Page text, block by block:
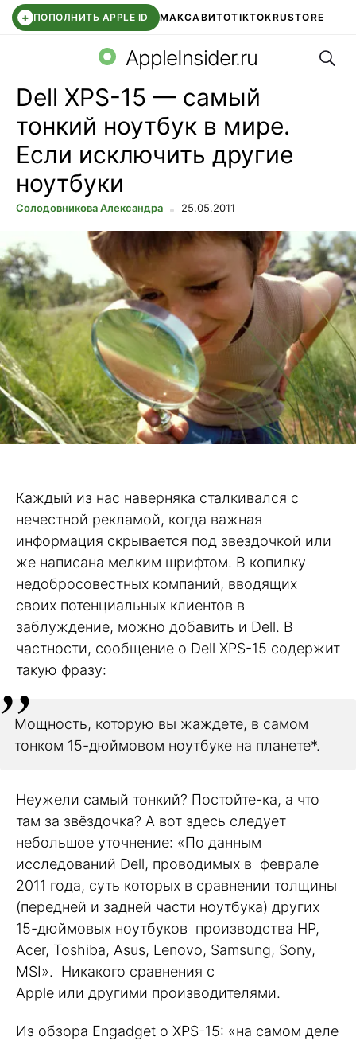
+ ПОПОЛНИТЬ APPLE ID МАКСАВИТОTIKTOKRUSTORE
WB КЛУБIOS 26.6 DDE STORE
AppleInsider.ru
Dell XPS-15 — самый
тонкий ноутбук в мире.
Если исключить другие
ноутбуки
Солодовникова Александра 25.05.2011
Каждый из нас наверняка сталкивался с
нечестной рекламой, когда важная
информация скрывается под звездочкой или
же написана мелким шрифтом. В копилку
недобросовестных компаний, вводящих
своих потенциальных клиентов в
заблуждение, можно добавить и Dell. В
частности, сообщение о Dell XPS-15 содержит
такую фразу:
Мощность, которую вы жаждете, в самом
тонком 15-дюймовом ноутбуке на планете*.
Неужели самый тонкий? Постойте-ка, а что
там за звёздочка? А вот здесь следует
небольшое уточнение: «По данным
исследований Dell, проводимых в феврале
2011 года, суть которых в сравнении толщины
(передней и задней части ноутбука) других
15-дюймовых ноутбуков производства HP,
Acer, Toshiba, Asus, Lenovo, Samsung, Sony,
MSI». Никакого сравнения с
Apple или другими производителями.
Из обзора Engadget о XPS-15: «на самом деле